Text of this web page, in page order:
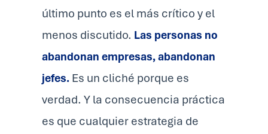
último punto es el más crítico y el
menos discutido. Las personas no
abandonan empresas, abandonan
jefes. Es un cliché porque es
verdad. Y la consecuencia práctica
es que cualquier estrategia de